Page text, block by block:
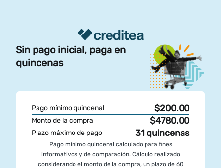
Sin pago inicial, paga en
quincenas
Pago mínimo quincenal $200.00
Monto de la compra $4780.00
Plazo máximo de pago 31 quincenas
Pago mínimo quincenal calculado para fines
informativos y de comparación. Cálculo realizado
considerando el monto de la compra, un plazo de 60